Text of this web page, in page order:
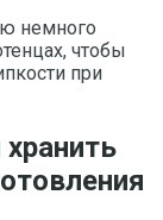
немного
чтобы
при